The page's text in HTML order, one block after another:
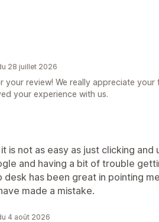
28 juillet 2026
your review! We really appreciate your
your experience with us.
is not as easy as just clicking and
and having a bit of trouble
has been great in pointing
made a mistake.
4 août 2026